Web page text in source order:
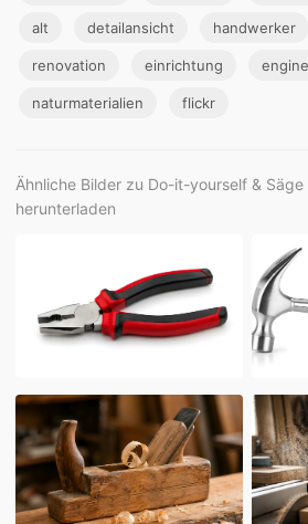
alt detailansicht handwerker
renovation einrichtung
naturmaterialien flickr
Ähnliche Bilder zu Do-it-yourself &
herunterladen